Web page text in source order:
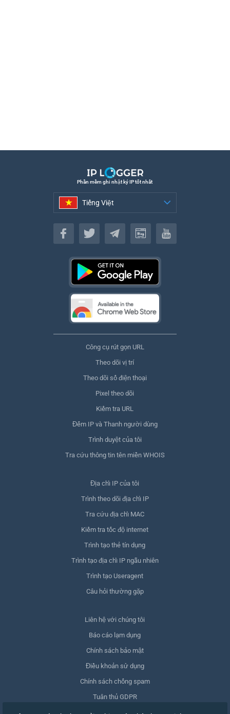
Phần mềm ghi nhật ký IP tốt nhất
Tiếng Việt
Tiếng Việt
Công cụ rút gọn URL
Theo dõi vị trí
Theo dõi số điện thoại
Pixel theo dõi
Kiểm tra URL
Đếm IP và Thanh người dùng
Trình duyệt của tôi
Tra cứu thông tin tên miền WHOIS
Địa chỉ IP của tôi
Trình theo dõi địa chỉ IP
Tra cứu địa chỉ MAC
Kiểm tra tốc độ internet
Trình tạo thẻ tín dụng
Trình tạo địa chỉ IP ngẫu nhiên
Trình tạo Useragent
Câu hỏi thường gặp
Liên hệ với chúng tôi
Báo cáo lạm dụng
Chính sách bảo mật
Điều khoản sử dụng
Chính sách chống spam
Tuân thủ GDPR
Xóa dữ liệu của tôi